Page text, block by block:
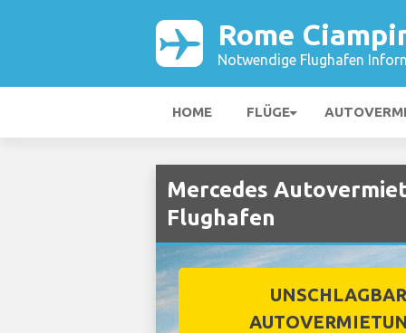
Rome
Notwendige Flughafen
HOME FLÜGE
Mercedes
Flughafen